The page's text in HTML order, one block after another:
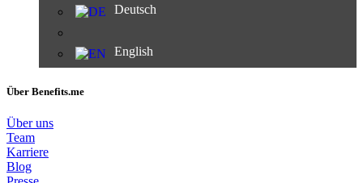
Deutsch
English
Über Benefits.me
Über uns
Team
Karriere
Blog